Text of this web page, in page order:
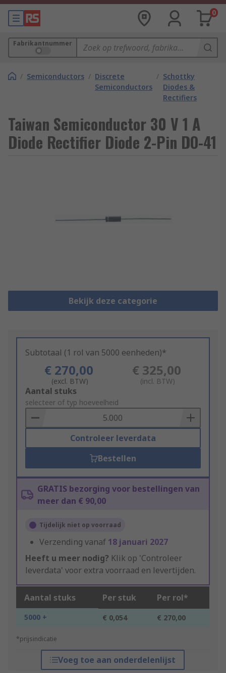
0
Fabrikantnummer
/ Semiconductors / Discrete
Semiconductors
/ Schottky
Diodes &
Rectifiers
Taiwan Semiconductor 30 V 1 A
Diode Rectifier Diode 2-Pin DO-41
Bekijk deze categorie
Subtotaal (1 rol van 5000 eenheden)*
€ 270,00
(excl. BTW)
€ 325,00
(incl. BTW)
Add
to
Basket
Aantal stuks
selecteer of typ hoeveelheid
Controleer leverdata
Bestellen
GRATIS bezorging voor bestellingen van
meer dan € 90,00
Tijdelijk niet op voorraad
Verzending vanaf 18 januari 2027
Heeft u meer nodig? Klik op 'Controleer
leverdata' voor extra voorraad en levertijden.
Aantal stuks Per stuk Per rol*
5000 + € 0,054 € 270,00
*prijsindicatie
Voeg toe aan onderdelenlijst